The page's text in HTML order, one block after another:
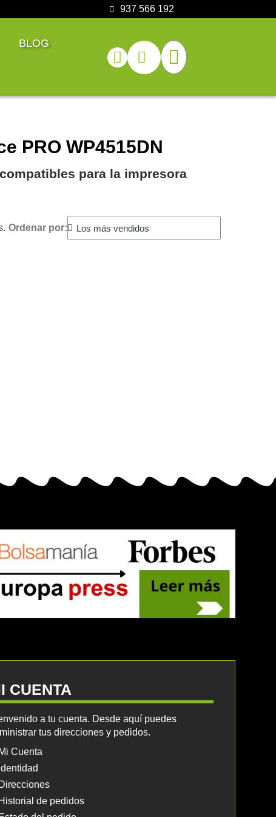
937 566 192
BLOG
PRO WP4515DN
para la impresora
Ordenar por:
CUENTA
a tu cuenta. Desde aquí puedes
tus direcciones y pedidos.
Mi Cuenta
Identidad
Direcciones
Historial de pedidos